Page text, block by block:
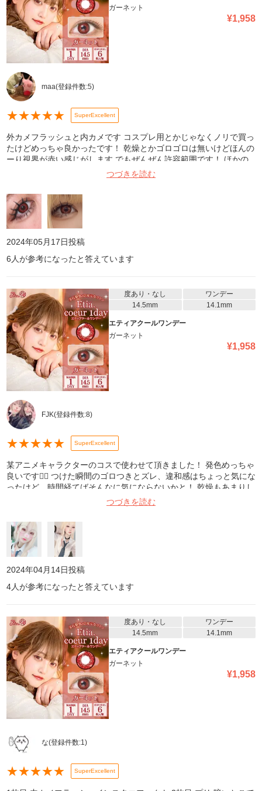
ガーネット
¥1,958
maa(登録件数:5)
★★★★★ SuperExcellent
外カメフラッシュと内カメです コスプレ用とかじゃなくノリで買っ
たけどめっちゃ良かったです！ 乾燥とかゴロゴロは無いけどほんの
ーり視界が赤い感じがします でもぜんぜん許容範囲です！ ほかの
つづきを読む
2024年05月17日投稿
6 人が参考になったと答えています
度あり・なし
ワンデー
14.5mm
14.1mm
エティアクールワンデー
ガーネット
¥1,958
FJK(登録件数:8)
★★★★★ SuperExcellent
某アニメキャラクターのコスで使わせて頂きました！ 発色めっちゃ
良いです🙆‍♀️ つけた瞬間のゴロつきとズレ、違和感はちょっと気にな
ったけど、時間経てばそんなに気にならないかと！ 乾燥もあまりし
つづきを読む
2024年04月14日投稿
4人が参考になったと答えています
度あり・なし
ワンデー
14.5mm
14.1mm
エティアクールワンデー
ガーネット
¥1,958
な(登録件数:1)
★★★★★ SuperExcellent